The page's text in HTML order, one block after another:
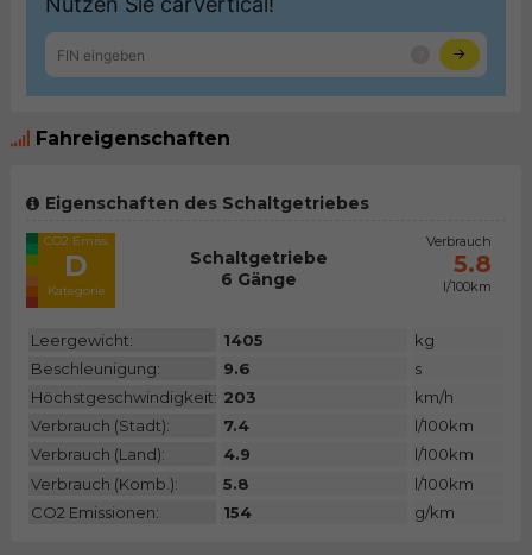
Fahreigenschaften
Eigenschaften des Schaltgetriebes
CO2 Emiss.
D
Kategorie
Schaltgetriebe
6 Gänge
Verbrauch
5.8
l/100km
Leergewicht: 1405
kg
Beschleunigung:
9.6
s
Höchstgeschwindigkeit: 203
km/h
Verbrauch (Stadt):
7.4
l/100km
Verbrauch (Land):
4.9
l/100km
Verbrauch (Komb.):
5.8
l/100km
CO2 Emissionen:
154 g/km